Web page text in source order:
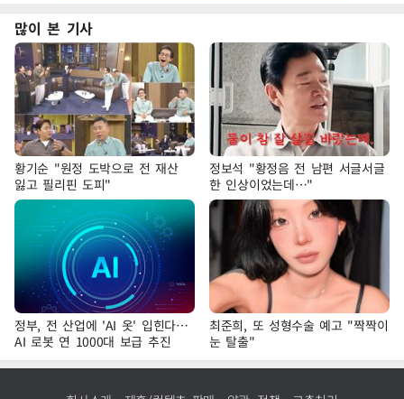
많이 본 기사
황기순 "원정 도박으로 전 재산
잃고 필리핀 도피"
정보석 "황정음 전 남편 서글서글
한 인상이었는데…"
정부, 전 산업에 'AI 옷' 입힌다…
AI 로봇 연 1000대 보급 추진
최준희, 또 성형수술 예고 "짝짝이
눈 탈출"